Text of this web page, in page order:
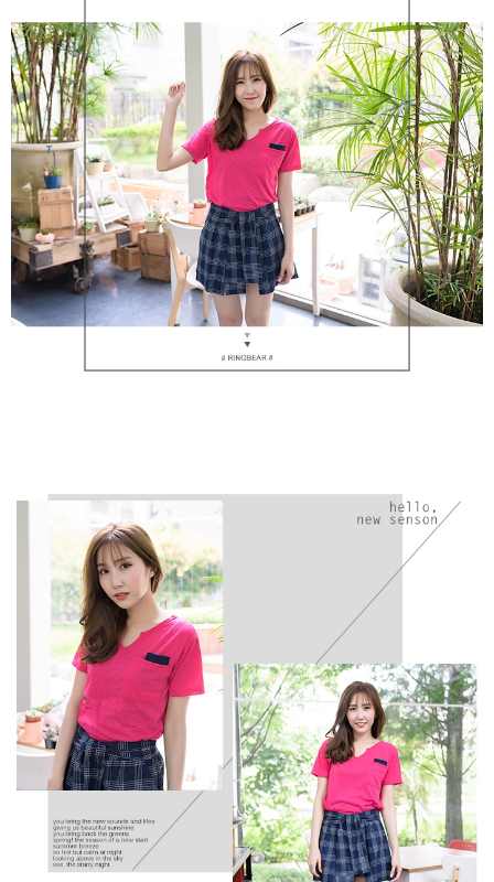
請求用戶進行身份認證。
５．嚴禁一人註冊多個帳號或使用他人資訊註冊。若發現惡意使用之情形，
恩沛科技股份有限公司將有權停止該用戶之使用額度並採取法律行動。